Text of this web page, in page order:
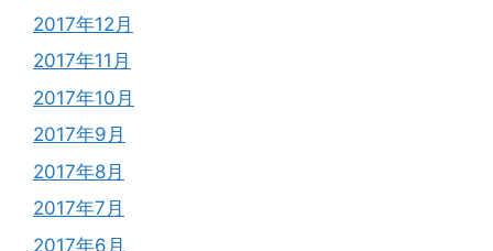
2017年12月
2017年11月
2017年10月
2017年9月
2017年8月
2017年7月
2017年6月